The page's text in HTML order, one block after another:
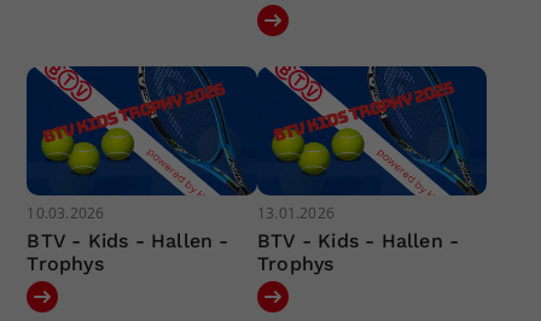
10.03.2026
BTV - Kids - Hallen -
Trophys
13.01.2026
BTV - Kids - Hallen -
Trophys